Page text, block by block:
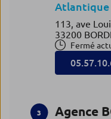
Atlantique
113, ave
33200
Fermé
3
Agence